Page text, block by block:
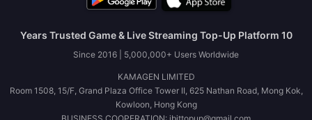
10 Years Trusted Game & Live Streaming Top-Up Platform
Since 2016 | 5,000,000+ Users Worldwide
KAMAGEN LIMITED
Room 1508, 15/F, Grand Plaza Office Tower II, 625 Nathan Road, Mong Kok,
Kowloon, Hong Kong